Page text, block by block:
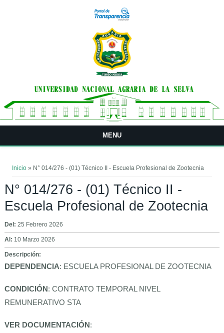
MENU
Inicio » N° 014/276 - (01) Técnico II - Escuela Profesional de Zootecnia
N° 014/276 - (01) Técnico II -
Escuela Profesional de Zootecnia
Del:25 Febrero 2026
Al: 10 Marzo 2026
Descripción:
DEPENDENCIA: ESCUELA PROFESIONAL DE ZOOTECNIA
CONDICIÓN : CONTRATO TEMPORAL NIVEL
REMUNERATIVO STA
VER DOCUMENTACIÓN :